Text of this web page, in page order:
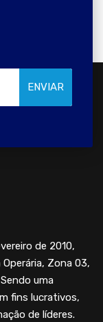
ENVIAR
de 2010,
Zona 03,
uma
fins lucrativos,
de líderes.